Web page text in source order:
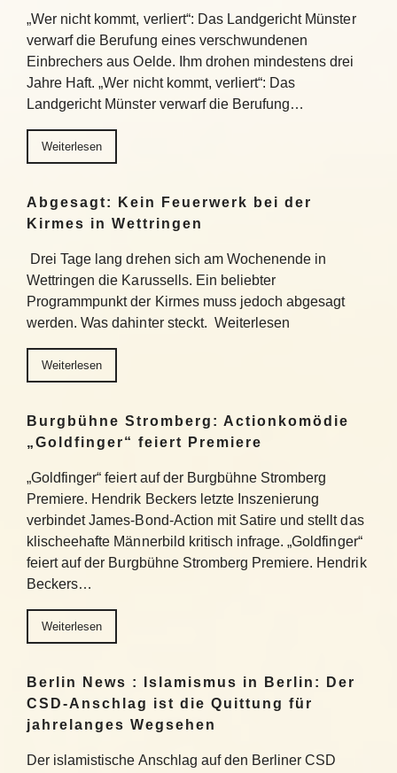
„Wer nicht kommt, verliert“: Das Landgericht Münster
verwarf die Berufung eines verschwundenen
Einbrechers aus Oelde. Ihm drohen mindestens drei
Jahre Haft. „Wer nicht kommt, verliert“: Das
Landgericht Münster verwarf die Berufung…
Weiterlesen
Abgesagt: Kein Feuerwerk bei der
Kirmes in Wettringen
Drei Tage lang drehen sich am Wochenende in
Wettringen die Karussells. Ein beliebter
Programmpunkt der Kirmes muss jedoch abgesagt
werden. Was dahinter steckt. Weiterlesen
Weiterlesen
Burgbühne Stromberg: Actionkomödie
„Goldfinger“ feiert Premiere
„Goldfinger“ feiert auf der Burgbühne Stromberg
Premiere. Hendrik Beckers letzte Inszenierung
verbindet James-Bond-Action mit Satire und stellt das
klischeehafte Männerbild kritisch infrage. „Goldfinger“
feiert auf der Burgbühne Stromberg Premiere. Hendrik
Beckers…
Weiterlesen
Berlin News : Islamismus in Berlin: Der
CSD-Anschlag ist die Quittung für
jahrelanges Wegsehen
Der islamistische Anschlag auf den Berliner CSD